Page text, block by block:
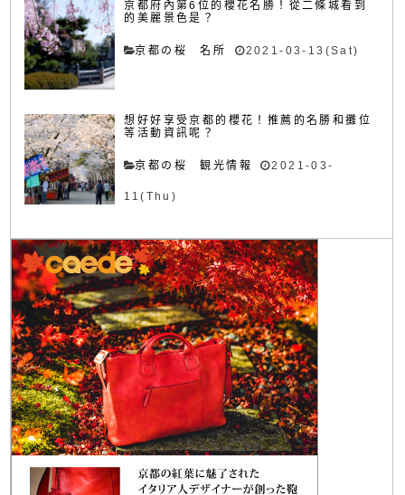
京都府內第6位的櫻花名勝！從二條城看到
的美麗景色是？
京都の桜 名所 2021-03-13(Sat)
想好好享受京都的櫻花！推薦的名勝和攤位
等活動資訊呢？
京都の桜 観光情報 2021-03-
11(Thu)